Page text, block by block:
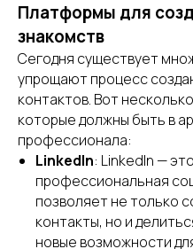
Платформы для
знакомств
Сегодня существует
упрощают процесс
контактов. Вот
которые должны быть в
профессионала:
LinkedIn: LinkedIn —
профессиональная
позволяет не только
контакты, но и
новые возможности